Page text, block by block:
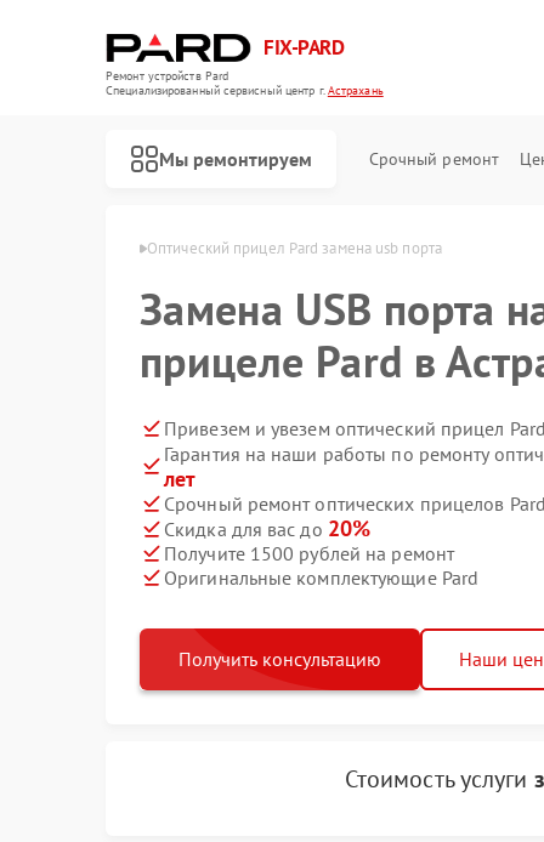
FIX-PARD
Ремонт устройств Pard
Специализированный cервисный центр г.Астрахань
Мы ремонтируем Срочный ремонт
Pard в Астрахани Оптический прицел Pard замена usb порта
Замена USB порта
прицеле Pard в
Привезем и увезем оптический прицел
Гарантия на наши работы по ремонту
лет
Срочный ремонт оптических прицелов
Скидка для вас до 20%
Получите 1500 рублей на ремонт
Оригинальные комплектующие Pard
Получить консультацию Наши
Стоимость услуги